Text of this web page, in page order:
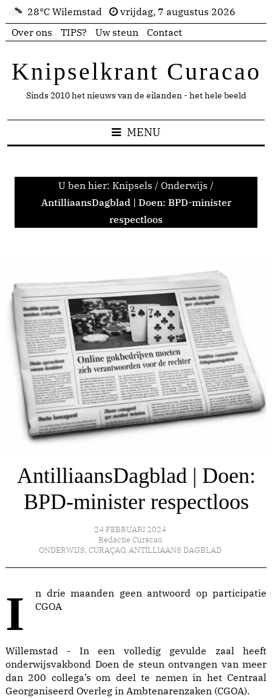
28°C Wilemstad
vrijdag, 7 augustus 2026
Over ons
TIPS? Uw steun Contact
Knipselkrant Curacao
Sinds 2010 het nieuws van de eilanden - het hele beeld
MENU
U ben hier: Knipsels / Onderwijs /
AntilliaansDagblad | Doen: BPD-minister
respectloos
AntilliaansDagblad | Doen:
BPD-minister respectloos
24 FEBRUARI 2024
Redactie Curacao
ONDERWIJS, CURAÇAO, ANTILLIAANS DAGBLAD
In drie maanden geen antwoord op participatie CGOA
Willemstad - In een volledig gevulde zaal heeft
onderwijsvakbond Doen de steun ontvangen van meer
dan 200 collega’s om deel te nemen in het Centraal
Georganiseerd Overleg in Ambtenarenzaken (CGOA).